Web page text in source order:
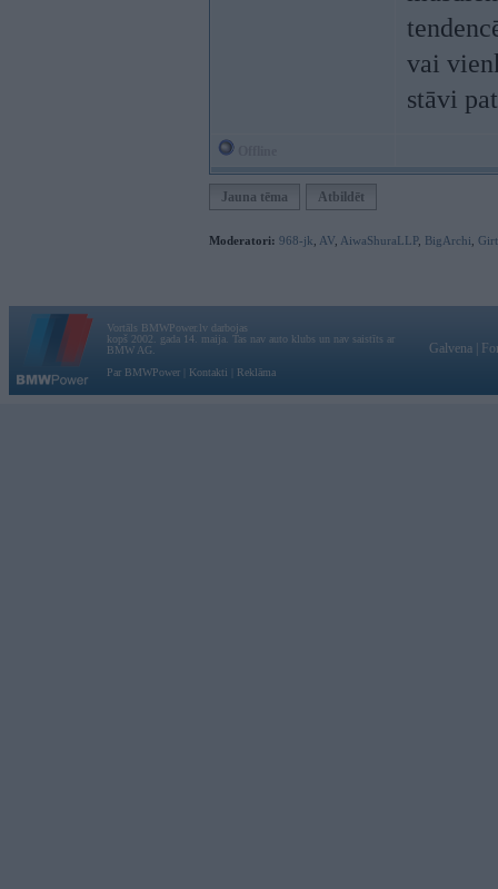
vai
stāvi
Jauna tēma Atbildēt
Moderatori: 968-jk AV AiwaShuraLLP, BigArchi
Vortāls BMWPower.lv darbojas
kopš 2002. gada 14. maija. Tas nav auto klubs un nav saistīts ar
BMW AG.
Par BMWPower
Kontakti Reklāma
Galvena